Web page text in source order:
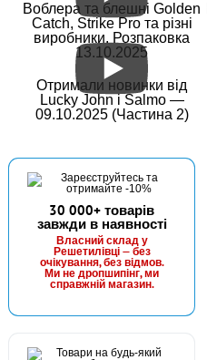
Воблера та блешні Golden
Catch, Strike Pro та різні
виробники. Розпаковка
13.10.2025
Отримали новинки від
Lucky John і Salmo —
09.10.2025 (Частина 2)
30 000+ товарів
завжди в наявності
Власний склад у
Решетилівці — без
очікування, без відмов.
Ми не дропшипінг, ми
справжній магазин.